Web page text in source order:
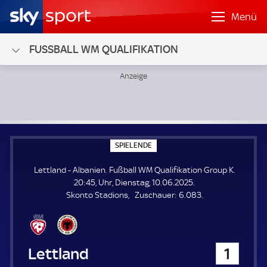
Menü
FUSSBALL WM QUALIFIKATION
SPIELENDE
P
E
L
E
N
Lettland - Albanien. Fußball WM Qualifikation Group K.
20:45, Uhr, Dienstag, 10.06.2025.
Skonto Stadions
Zuschauer: Z
6.083.
Lettland 1